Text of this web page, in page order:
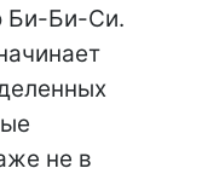
Би-Би-Си.
не в